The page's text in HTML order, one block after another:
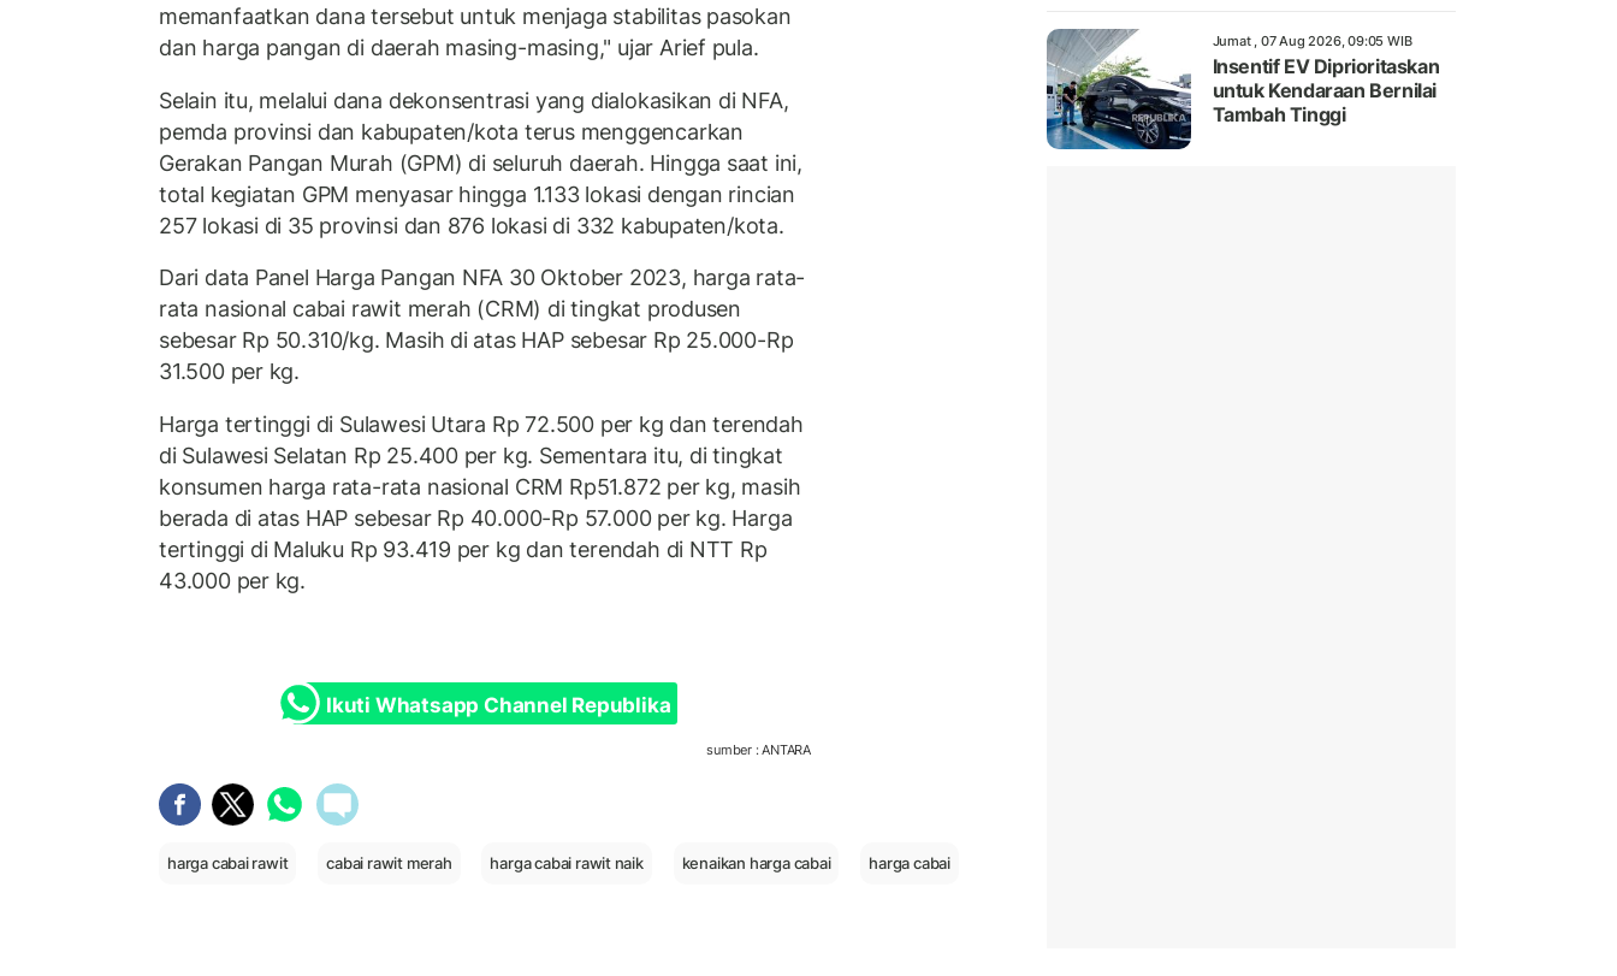
memanfaatkan dana tersebut untuk menjaga stabilitas pasokan
dan harga pangan di daerah masing-masing," ujar Arief pula.
Selain itu, melalui dana dekonsentrasi yang dialokasikan di NFA,
pemda provinsi dan kabupaten/kota terus menggencarkan
Gerakan Pangan Murah (GPM) di seluruh daerah. Hingga saat ini,
total kegiatan GPM menyasar hingga 1.133 lokasi dengan rincian
257 lokasi di 35 provinsi dan 876 lokasi di 332 kabupaten/kota.
Dari data Panel Harga Pangan NFA 30 Oktober 2023, harga rata-
rata nasional cabai rawit merah (CRM) di tingkat produsen
sebesar Rp 50.310/kg. Masih di atas HAP sebesar Rp 25.000-Rp
31.500 per kg.
Harga tertinggi di Sulawesi Utara Rp 72.500 per kg dan terendah
di Sulawesi Selatan Rp 25.400 per kg. Sementara itu, di tingkat
konsumen harga rata-rata nasional CRM Rp51.872 per kg, masih
berada di atas HAP sebesar Rp 40.000-Rp 57.000 per kg. Harga
tertinggi di Maluku Rp 93.419 per kg dan terendah di NTT Rp
43.000 per kg.
Ikuti Whatsapp Channel Republika
sumber : ANTARA
harga cabai rawit cabai rawit merah harga cabai rawit naik kenaikan harga cabai harga cabai
Jumat , 07 Aug 2026, 09:05 WIB
Insentif EV Diprioritaskan
untuk Kendaraan Bernilai
Tambah Tinggi